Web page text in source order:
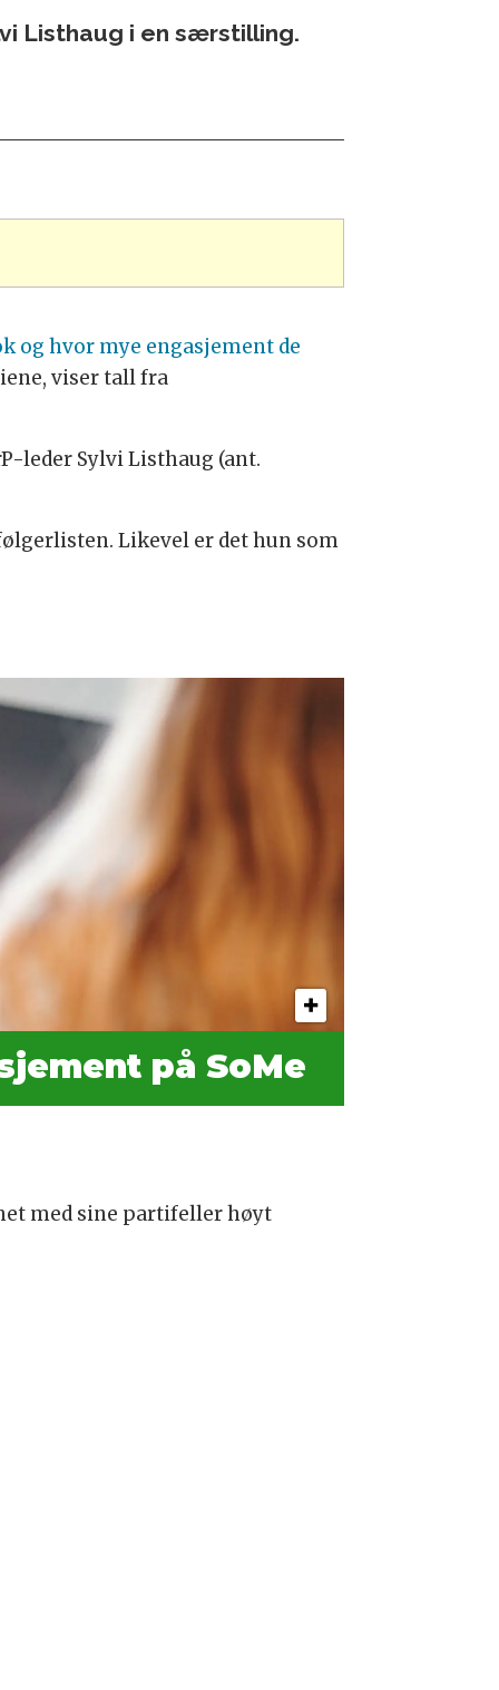
Listhaug i en særstilling.
og hvor mye engasjement de
viser tall fra
leder Sylvi Listhaug (ant.
Likevel er det hun som
på SoMe
med sine partifeller høyt